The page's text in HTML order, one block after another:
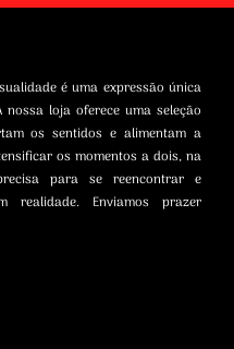
é uma expressão única
loja oferece uma seleção
os sentidos e alimentam a
os momentos a dois, na
para se reencontrar e
realidade. Enviamos prazer